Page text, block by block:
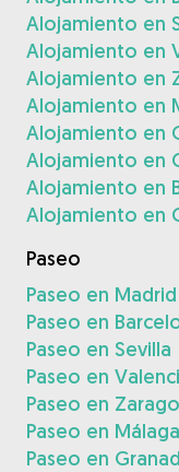
Alojamiento en
Alojamiento en
Alojamiento en
Alojamiento en
Alojamiento en
Alojamiento en
Alojamiento en
Alojamiento en
Paseo
Paseo en Madrid
Paseo en
Paseo en Sevilla
Paseo en
Paseo en
Paseo en Málaga
Paseo en